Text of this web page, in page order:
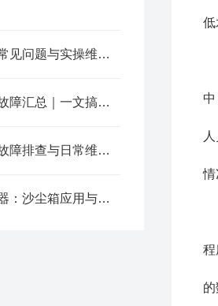
沙尘试验箱运行常见问题与实操维护指南
沙尘试验箱常见故障汇总｜一文搞定排查+维护，告别停机烦恼
沙尘试验箱常见故障排查与日常维护指南
严苛环境测试利器：沙尘箱应用与维护全解
低
情
程